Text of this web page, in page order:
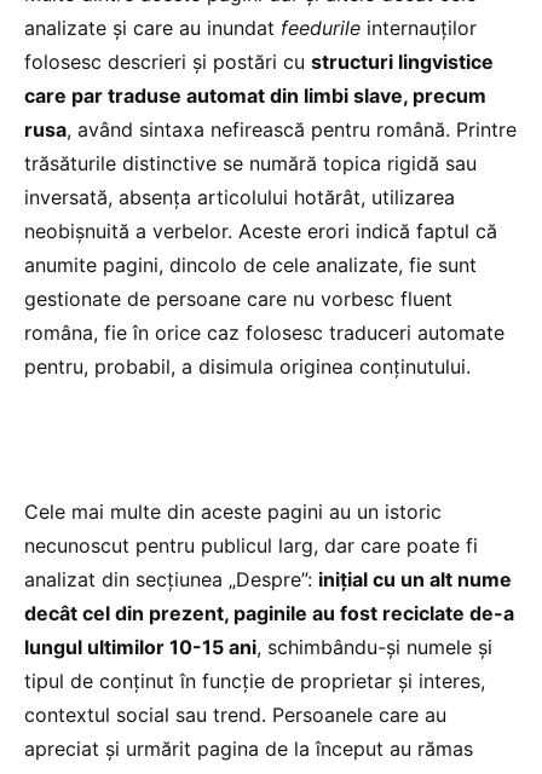
analizate și care au inundat feedurile internauților
folosesc descrieri și postări cu structuri lingvistice
care par traduse automat din limbi slave, precum
rusa, având sintaxa nefirească pentru română. Printre
trăsăturile distinctive se numără topica rigidă sau
inversată, absența articolului hotărât, utilizarea
neobișnuită a verbelor. Aceste erori indică faptul că
anumite pagini, dincolo de cele analizate, fie sunt
gestionate de persoane care nu vorbesc fluent
româna, fie în orice caz folosesc traduceri automate
pentru, probabil, a disimula originea conținutului.
Cele mai multe din aceste pagini au un istoric
necunoscut pentru publicul larg, dar care poate fi
analizat din secțiunea „Despre”: inițial cu un alt nume
decât cel din prezent, paginile au fost reciclate de-a
lungul ultimilor 10-15 ani, schimbându-și numele și
tipul de conținut în funcție de proprietar și interes,
contextul social sau trend. Persoanele care au
apreciat și urmărit pagina de la început au rămas